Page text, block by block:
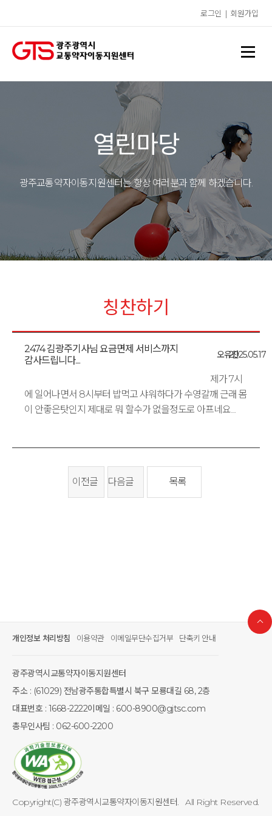
로그인 | 회원가입
열린마당
광주교통약자이동지원센터는 항상 여러분과 함께 하겠습니다.
칭찬하기
2474 김광주기사님 요금면제 서비스까지
감사드립니다....
오유찬2025.05.17
제가 7시
에 일어나면서 8시부터 밥먹고 샤워하다가 수영갈깨 근래 몸
이 안좋은탓인지 제대로 뭐 할수가 없을정도로 아프네요....
이전글 다음글 목록
개인정보 처리방침 이용약관 이메일무단수집거부 단축키 안내
광주광역시교통약자이동지원센터
주소 : (61029) 전남광주통합특별시 북구 모룡대길 68, 2층
대표번호 : 1668-2222이메일 : 600-8900@gjtsc.com
총무인사팀 : 062-600-2200
Copyright(C) 광주광역시교통약자이동지원센터. All Right Reserved.